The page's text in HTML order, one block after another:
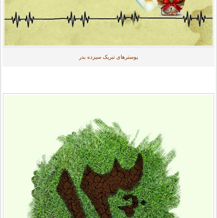
پوسترهای تبریک سیزده بدر